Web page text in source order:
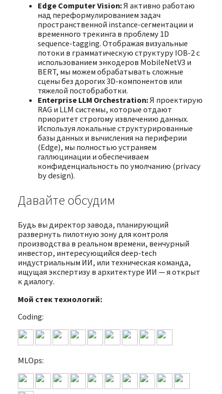
Edge Computer Vision:Я активно работаю
над переформулированием задач
пространственной instance-сегментации и
временного трекинга в проблему 1D
sequence-tagging. Отображая визуальные
потоки в грамматическую структуру IOB-2 с
использованием энкодеров MobileNetV3 и
BERT, мы можем обрабатывать сложные
сцены без дорогих 3D-компонентов или
тяжелой постобработки.
Enterprise LLM Orchestration:Я проектирую
RAG и LLM системы, которые отдают
приоритет строгому извлечению данных.
Используя локальные структурированные
базы данных и вычисления на периферии
(Edge), мы полностью устраняем
галлюцинации и обеспечиваем
конфиденциальность по умолчанию (privacy
by design).
Давайте обсудим
Будь вы директор завода, планирующий
развернуть пилотную зону для контроля
производства в реальном времени, венчурный
инвестор, интересующийся deep-tech
индустриальным ИИ, или техническая команда,
ищущая экспертизу в архитектуре ИИ — я открыт
к диалогу.
Мой стек технологий:
Coding:
MLOps: